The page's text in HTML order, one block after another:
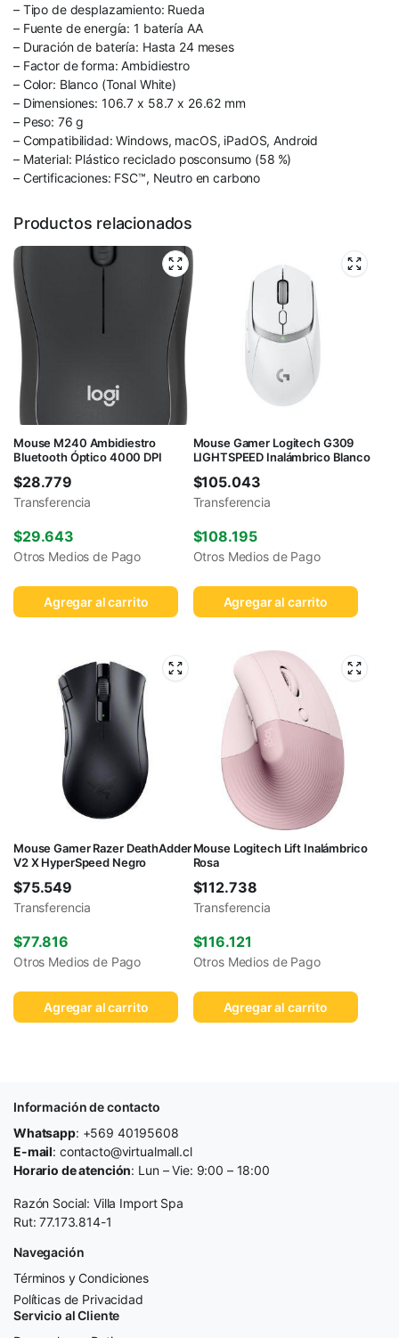
– Tipo de desplazamiento: Rueda
– Fuente de energía: 1 batería AA
– Duración de batería: Hasta 24 meses
– Factor de forma: Ambidiestro
– Color: Blanco (Tonal White)
– Dimensiones: 106.7 x 58.7 x 26.62 mm
– Peso: 76 g
– Compatibilidad: Windows, macOS, iPadOS, Android
– Material: Plástico reciclado posconsumo (58 %)
– Certificaciones: FSC™, Neutro en carbono
Productos relacionados
Mouse M240 Ambidiestro
Bluetooth Óptico 4000 DPI
$28.779
Transferencia
$29.643
Otros Medios de Pago
Agregar al carrito
Mouse Gamer Logitech G309
LIGHTSPEED Inalámbrico Blanco
$105.043
Transferencia
$108.195
Otros Medios de Pago
Agregar al carrito
Mouse Gamer Razer DeathAdder
V2 X HyperSpeed Negro
$75.549
Transferencia
$77.816
Otros Medios de Pago
Agregar al carrito
Mouse Logitech Lift Inalámbrico
Rosa
$112.738
Transferencia
$116.121
Otros Medios de Pago
Agregar al carrito
Información de contacto
Whatsapp: +569 40195608
E-mail: contacto@virtualmall.cl
Horario de atención: Lun – Vie: 9:00 – 18:00
Razón Social: Villa Import Spa
Rut: 77.173.814-1
Navegación
Términos y Condiciones
Políticas de Privacidad
Servicio al Cliente